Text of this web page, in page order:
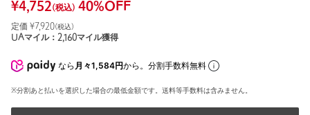
¥4,752(税込) 40%OFF
定価 ¥7,920(税込)
UAマイル： 2,160マイル獲得
なら 月々1,584円から。分割手数料無料
※分割あと払いを選択した場合の最低金額です。送料等手数料は含みません。